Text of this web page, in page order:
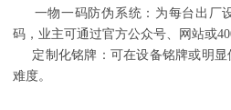
一物一码防伪系统：为每台出厂
码，业主可通过官方公众号、网站或
定制化铭牌：可在设备铭牌或明显
难度。